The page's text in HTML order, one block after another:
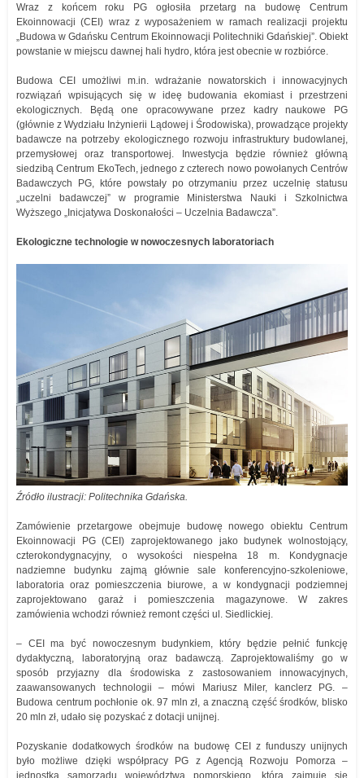
Wraz z końcem roku PG ogłosiła przetarg na budowę Centrum
Ekoinnowacji (CEI) wraz z wyposażeniem w ramach realizacji projektu
„Budowa w Gdańsku Centrum Ekoinnowacji Politechniki Gdańskiej”. Obiekt
powstanie w miejscu dawnej hali hydro, która jest obecnie w rozbiórce.
Budowa CEI umożliwi m.in. wdrażanie nowatorskich i innowacyjnych
rozwiązań wpisujących się w ideę budowania ekomiast i przestrzeni
ekologicznych. Będą one opracowywane przez kadry naukowe PG
(głównie z Wydziału Inżynierii Lądowej i Środowiska), prowadzące projekty
badawcze na potrzeby ekologicznego rozwoju infrastruktury budowlanej,
przemysłowej oraz transportowej. Inwestycja będzie również główną
siedzibą Centrum EkoTech, jednego z czterech nowo powołanych Centrów
Badawczych PG, które powstały po otrzymaniu przez uczelnię statusu
„uczelni badawczej” w programie Ministerstwa Nauki i Szkolnictwa
Wyższego „Inicjatywa Doskonałości – Uczelnia Badawcza”.
Ekologiczne technologie w nowoczesnych laboratoriach
Źródło ilustracji: Politechnika Gdańska.
Zamówienie przetargowe obejmuje budowę nowego obiektu Centrum
Ekoinnowacji PG (CEI) zaprojektowanego jako budynek wolnostojący,
czterokondygnacyjny, o wysokości niespełna 18 m. Kondygnacje
nadziemne budynku zajmą głównie sale konferencyjno-szkoleniowe,
laboratoria oraz pomieszczenia biurowe, a w kondygnacji podziemnej
zaprojektowano garaż i pomieszczenia magazynowe. W zakres
zamówienia wchodzi również remont części ul. Siedlickiej.
– CEI ma być nowoczesnym budynkiem, który będzie pełnić funkcję
dydaktyczną, laboratoryjną oraz badawczą. Zaprojektowaliśmy go w
sposób przyjazny dla środowiska z zastosowaniem innowacyjnych,
zaawansowanych technologii – mówi Mariusz Miler, kanclerz PG. –
Budowa centrum pochłonie ok. 97 mln zł, a znaczną część środków, blisko
20 mln zł, udało się pozyskać z dotacji unijnej.
Pozyskanie dodatkowych środków na budowę CEI z funduszy unijnych
było możliwe dzięki współpracy PG z Agencją Rozwoju Pomorza –
jednostką samorządu województwa pomorskiego, która zajmuje się